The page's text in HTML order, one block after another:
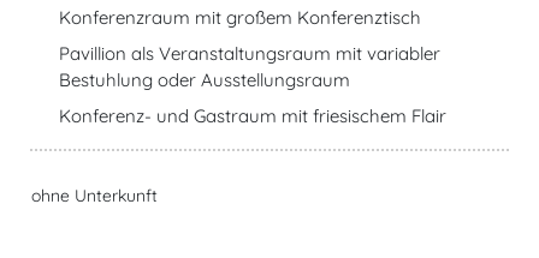
Konferenzraum mit großem Konferenztisch
Pavillion als Veranstaltungsraum mit variabler
Bestuhlung oder Ausstellungsraum
Konferenz- und Gastraum mit friesischem Flair
ohne Unterkunft